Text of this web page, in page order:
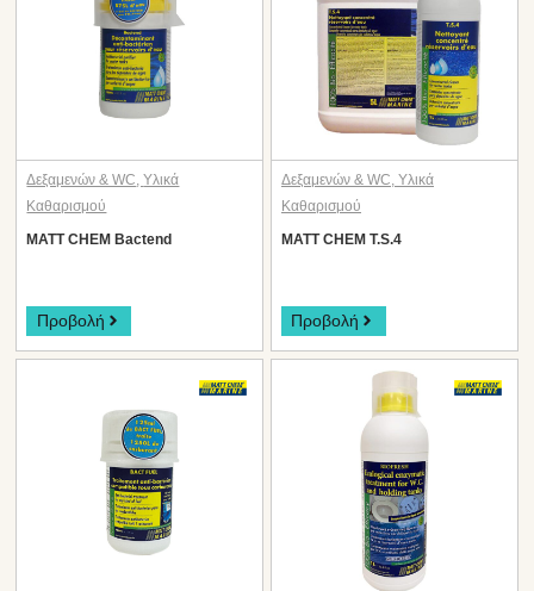
Δεξαμενών & WC,Υλικά
Καθαρισμού
MATT CHEM Bactend
Προβολή
Δεξαμενών & WC, Υλικά
Καθαρισμού
MATT CHEM T.S.4
Προβολή